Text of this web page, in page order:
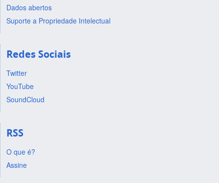
Dados abertos
Suporte a Propriedade Intelectual
Redes Sociais
Twitter
YouTube
SoundCloud
RSS
O que é?
Assine